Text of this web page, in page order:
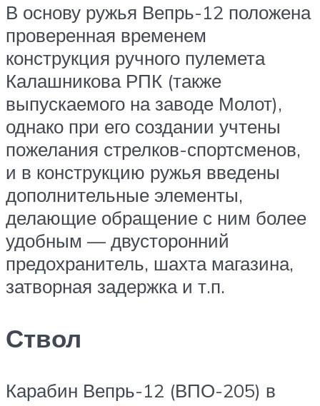
В основу ружья Вепрь-12 положена
проверенная временем
конструкция ручного пулемета
Калашникова РПК (также
выпускаемого на заводе Молот),
однако при его создании учтены
пожелания стрелков-спортсменов,
и в конструкцию ружья введены
дополнительные элементы,
делающие обращение с ним более
удобным — двусторонний
предохранитель, шахта магазина,
затворная задержка и т.п.
Ствол
Карабин Вепрь-12 (ВПО-205) в